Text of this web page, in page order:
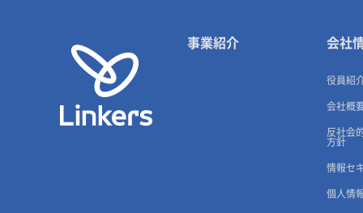
事業紹介 会社
役員紹
会社概
反社会
方針
情報セ
個人情